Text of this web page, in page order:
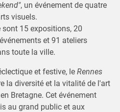
, un événement de quatre
visuels.
sont 15 expositions, 20
et 91 ateliers
toute la ville.
et festive, le Rennes
la diversité et la vitalité de l'art
Bretagne. Cet événement
au grand public et aux